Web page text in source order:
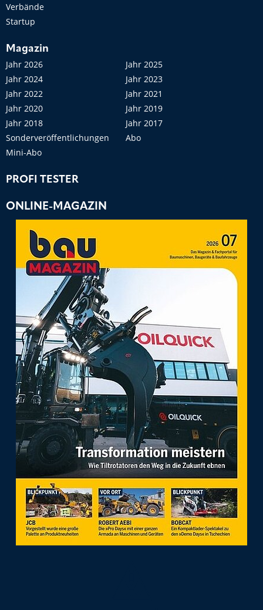
Verbände
Startup
Magazin
Jahr 2026
Jahr 2025
Jahr 2024
Jahr 2023
Jahr 2022
Jahr 2021
Jahr 2020
Jahr 2019
Jahr 2018
Jahr 2017
Sonderveröffentlichungen
Abo
Mini-Abo
PROFI TESTER
ONLINE-MAGAZIN